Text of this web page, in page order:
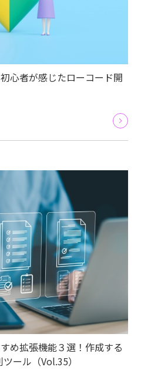
心者が感じたローコード開
め拡張機能３選！作成する
ール（Vol.35）